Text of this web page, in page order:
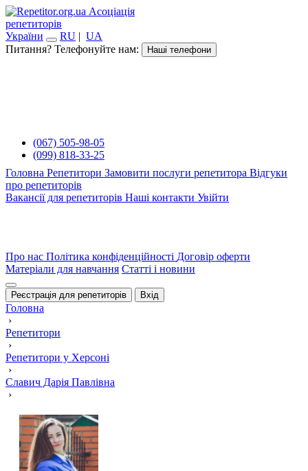
Асоціація
репетиторів
України
RU | UA
Питання? Телефонуйте нам:
Наші телефони
(067) 505-98-05
(099) 818-33-25
Головна Репетитори Замовити послуги репетитора Відгуки
про репетиторів
Вакансії для репетиторів Наші контакти Увійти
Про нас Політика конфіденційності Договір оферти
Матеріали для навчання Статті і новини
Реєстрація для репетиторів Вхід
Головна
›
Репетитори
›
Репетитори у Херсоні
›
Славич Дарія Павлівна
›